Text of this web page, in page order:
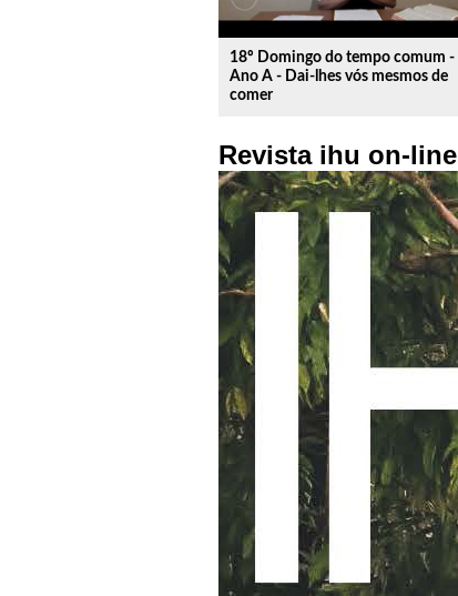
18º Domingo do tempo comum -
Ano A - Dai-lhes vós mesmos de
comer
Revista ihu on-line